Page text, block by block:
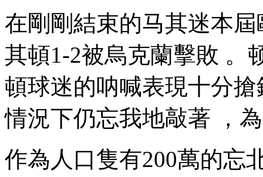
在剛剛結束的马其迷本屆
其頓1-2被烏克蘭擊敗 。
頓球迷的呐喊表現十分搶
情況下仍忘我地敲著 ，為
作為人口隻有200萬的忘北